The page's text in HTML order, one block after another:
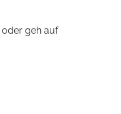
oder geh auf